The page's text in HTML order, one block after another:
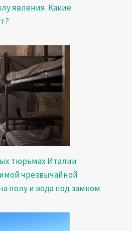
явления. Какие
тюрьмах Италии
чрезвычайной
полу и вода под замком